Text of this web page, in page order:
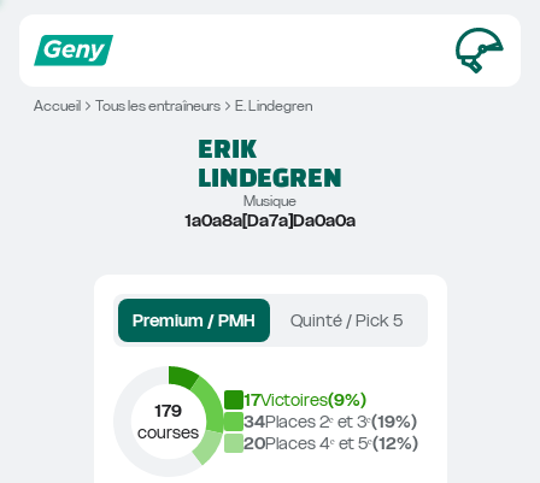
Accueil Tous les entraîneurs E. Lindegren
ERIK
LINDEGREN
Musique
1a0a8a[Da7a]Da0a0a
Premium / PMH Quinté / Pick 5
179
courses
17Victoires(9%)
34Places 2ᵉ et 3ᵉ(19%)
20Places 4ᵉ et 5ᵉ(12%)